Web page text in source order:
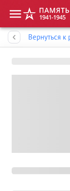
Вернуться к
Память народа